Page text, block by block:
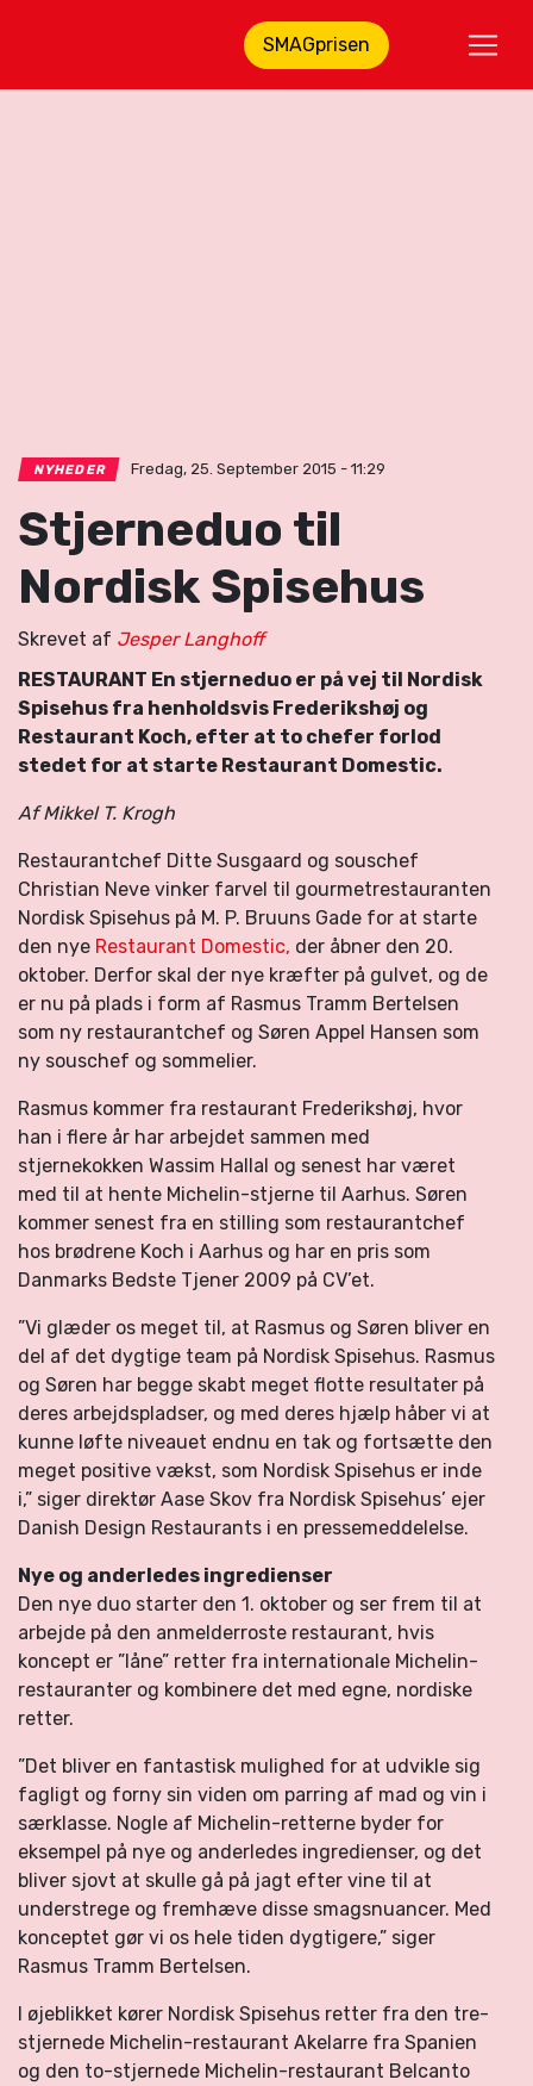
SMAGprisen
NYHEDER Fredag, 25. September 2015 - 11:29
Stjerneduo til
Nordisk Spisehus
Skrevet af Jesper Langhoff
RESTAURANT En stjerneduo er på vej til Nordisk
Spisehus fra henholdsvis Frederikshøj og
Restaurant Koch, efter at to chefer forlod
stedet for at starte Restaurant Domestic.
Af Mikkel T. Krogh
Restaurantchef Ditte Susgaard og souschef
Christian Neve vinker farvel til gourmetrestauranten
Nordisk Spisehus på M. P. Bruuns Gade for at starte
den nye Restaurant Domestic, der åbner den 20.
oktober. Derfor skal der nye kræfter på gulvet, og de
er nu på plads i form af Rasmus Tramm Bertelsen
som ny restaurantchef og Søren Appel Hansen som
ny souschef og sommelier.
Rasmus kommer fra restaurant Frederikshøj, hvor
han i flere år har arbejdet sammen med
stjernekokken Wassim Hallal og senest har været
med til at hente Michelin-stjerne til Aarhus. Søren
kommer senest fra en stilling som restaurantchef
hos brødrene Koch i Aarhus og har en pris som
Danmarks Bedste Tjener 2009 på CV’et.
”Vi glæder os meget til, at Rasmus og Søren bliver en
del af det dygtige team på Nordisk Spisehus. Rasmus
og Søren har begge skabt meget flotte resultater på
deres arbejdspladser, og med deres hjælp håber vi at
kunne løfte niveauet endnu en tak og fortsætte den
meget positive vækst, som Nordisk Spisehus er inde
i,” siger direktør Aase Skov fra Nordisk Spisehus’ ejer
Danish Design Restaurants i en pressemeddelelse.
Nye og anderledes ingredienser
Den nye duo starter den 1. oktober og ser frem til at
arbejde på den anmelderroste restaurant, hvis
koncept er ”låne” retter fra internationale Michelin-
restauranter og kombinere det med egne, nordiske
retter.
”Det bliver en fantastisk mulighed for at udvikle sig
fagligt og forny sin viden om parring af mad og vin i
særklasse. Nogle af Michelin-retterne byder for
eksempel på nye og anderledes ingredienser, og det
bliver sjovt at skulle gå på jagt efter vine til at
understrege og fremhæve disse smagsnuancer. Med
konceptet gør vi os hele tiden dygtigere,” siger
Rasmus Tramm Bertelsen.
I øjeblikket kører Nordisk Spisehus retter fra den tre-
stjernede Michelin-restaurant Akelarre fra Spanien
og den to-stjernede Michelin-restaurant Belcanto